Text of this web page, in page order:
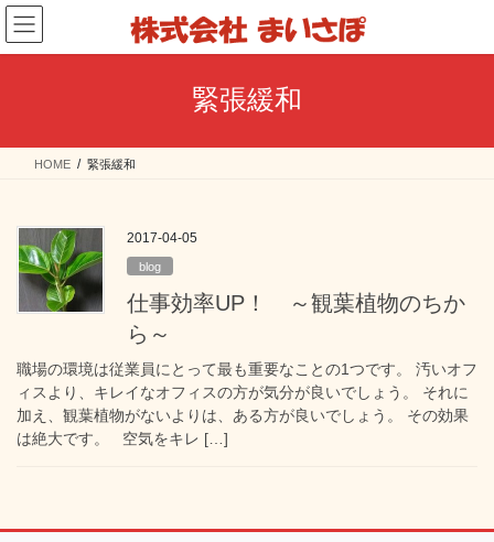
コ
ン
テ
ス
ナ
ビ
ゲ
ン
緊張緩和
HOME 緊張緩和
2017-04-05
blog
仕事効率UP！ ～観葉植物のちか
ら～
職場の環境は従業員にとって最も重要なことの1つです。 汚いオフ
ィスより、キレイなオフィスの方が気分が良いでしょう。 それに
加え、観葉植物がないよりは、ある方が良いでしょう。 その効果
は絶大です。 空気をキレ […]